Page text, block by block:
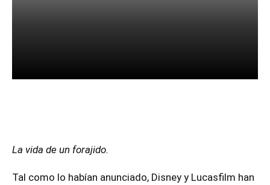
La vida de un forajido.
Tal como lo habían anunciado, Disney y Lucasfilm han